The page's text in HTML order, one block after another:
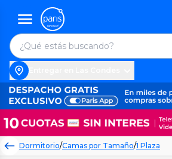
Dormitorio/Camas por Tamaño/1 Plaza